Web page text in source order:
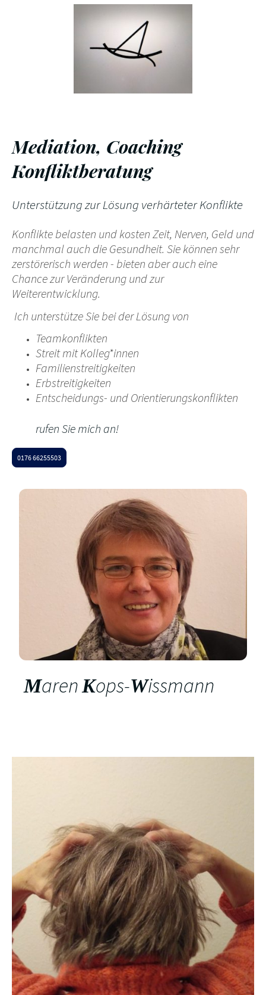
Mediation, Coaching
Konfliktberatung
Unterstützung zur Lösung verhärteter Konflikte
Konflikte belasten und kosten Zeit, Nerven, Geld und
manchmal auch die Gesundheit. Sie können sehr
zerstörerisch werden - bieten aber auch eine
Chance zur Veränderung und zur
Weiterentwicklung.
Ich unterstütze Sie bei der Lösung von
Teamkonflikten
Streit mit Kolleg*innen
Familienstreitigkeiten
Erbstreitigkeiten
Entscheidungs- und Orientierungskonflikten
rufen Sie mich an!
0176 66255503
MarenKops-Wissmann